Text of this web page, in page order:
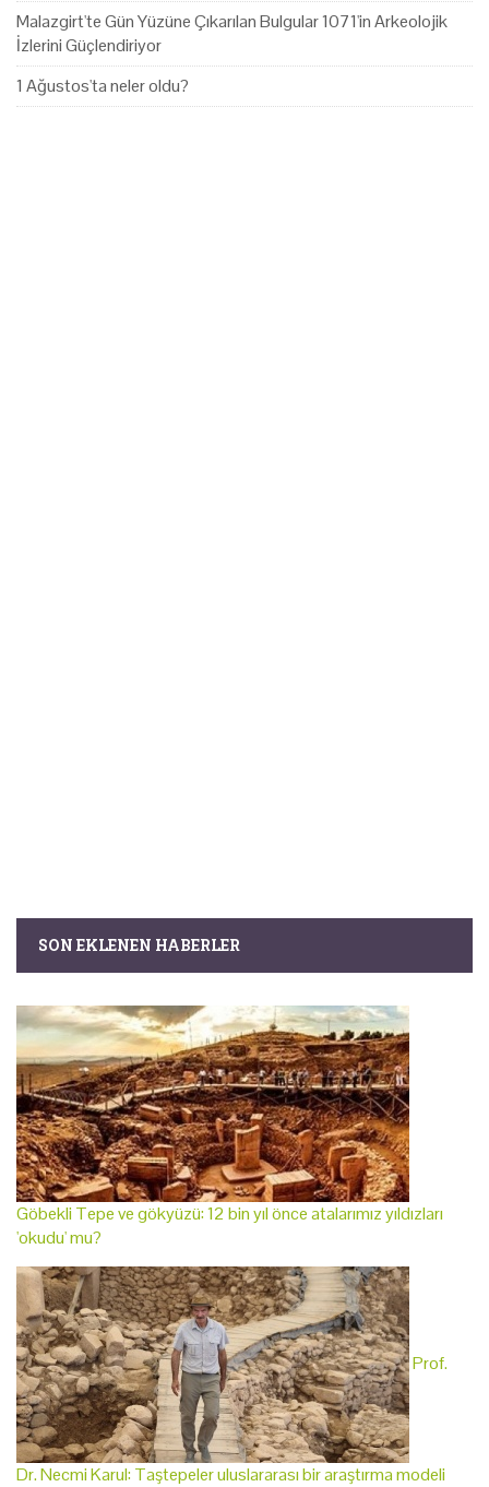
Malazgirt'te Gün Yüzüne Çıkarılan Bulgular 1071'in Arkeolojik
İzlerini Güçlendiriyor
1 Ağustos'ta neler oldu?
SON EKLENEN HABERLER
Göbekli Tepe ve gökyüzü: 12 bin yıl önce atalarımız yıldızları
'okudu' mu?
Prof.
Dr. Necmi Karul: Taştepeler uluslararası bir araştırma modeli